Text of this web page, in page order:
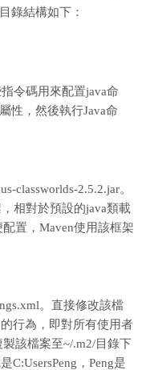
錄結構如下：
令碼用來配置java命
性，然後執行Java命
classworlds-2.5.2.jar。
相對於預設的java類載
置，Maven使用該框架
。直接修改該檔
行為，即對所有使用者
該檔案至~/.m2/目錄下
C:UsersPeng，Peng是